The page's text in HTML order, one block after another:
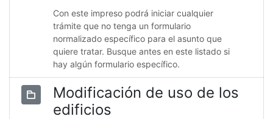
Con este impreso podrá iniciar cualquier
trámite que no tenga un formulario
normalizado específico para el asunto que
quiere tratar. Busque antes en este listado si
hay algún formulario específico.
Modificación de uso de los
edificios